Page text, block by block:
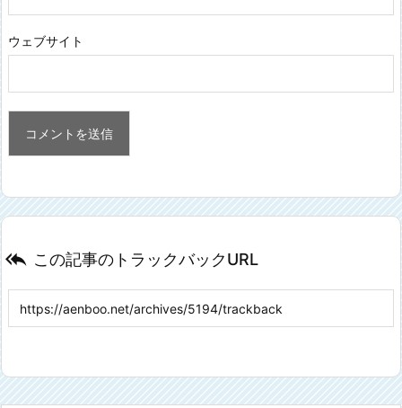
ウェブサイト
 この記事のトラックバックURL